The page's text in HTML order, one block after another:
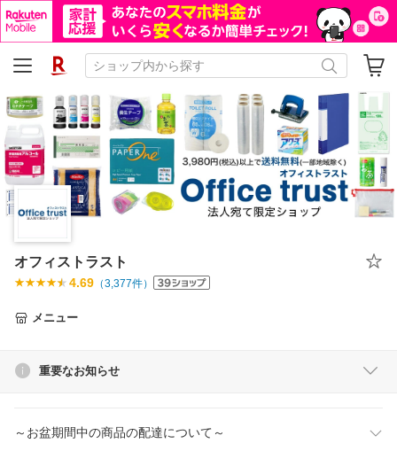
オフィストラスト
4.69 （3,377件）
メニュー
重要なお知らせ
～お盆期間中の商品の配達について～